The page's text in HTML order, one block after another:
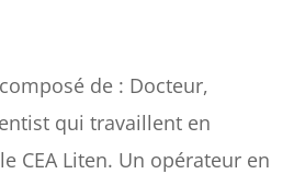
de : Docteur,
qui travaillent en
CEA Liten. Un opérateur en